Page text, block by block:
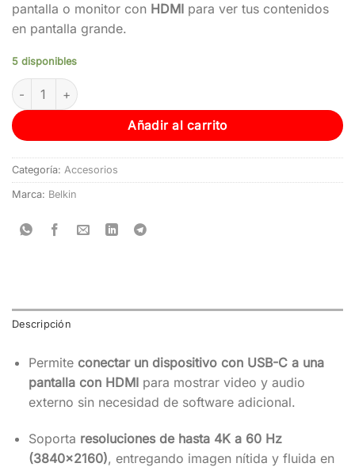
pantalla o monitor con HDMI para ver tus contenidos
en pantalla grande.
5 disponibles
Añadir al carrito
Categoría: Accesorios
Marca: Belkin
Descripción
Permite conectar un dispositivo con USB-C a una
pantalla con HDMIpara mostrar video y audio
externo sin necesidad de software adicional.
Soporta resoluciones de hasta 4K a 60 Hz
(3840×2160), entregando imagen nítida y fluida en